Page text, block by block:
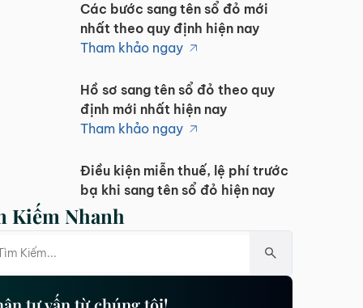
Các bước sang tên sổ đỏ mới
nhất theo quy định hiện nay
Tham khảo ngay
Hồ sơ sang tên sổ đỏ theo quy
định mới nhất hiện nay
Tham khảo ngay
Điều kiện miễn thuế, lệ phí trước
bạ khi sang tên sổ đỏ hiện nay
Tham khảo ngay
trước bạ khi sang tên sổ đỏ hiện
Kiếm Nhanh